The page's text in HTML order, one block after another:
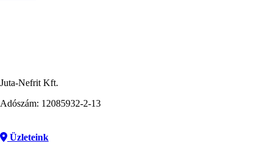
Juta-Nefrit Kft.
Adószám: 12085932-2-13
Üzleteink